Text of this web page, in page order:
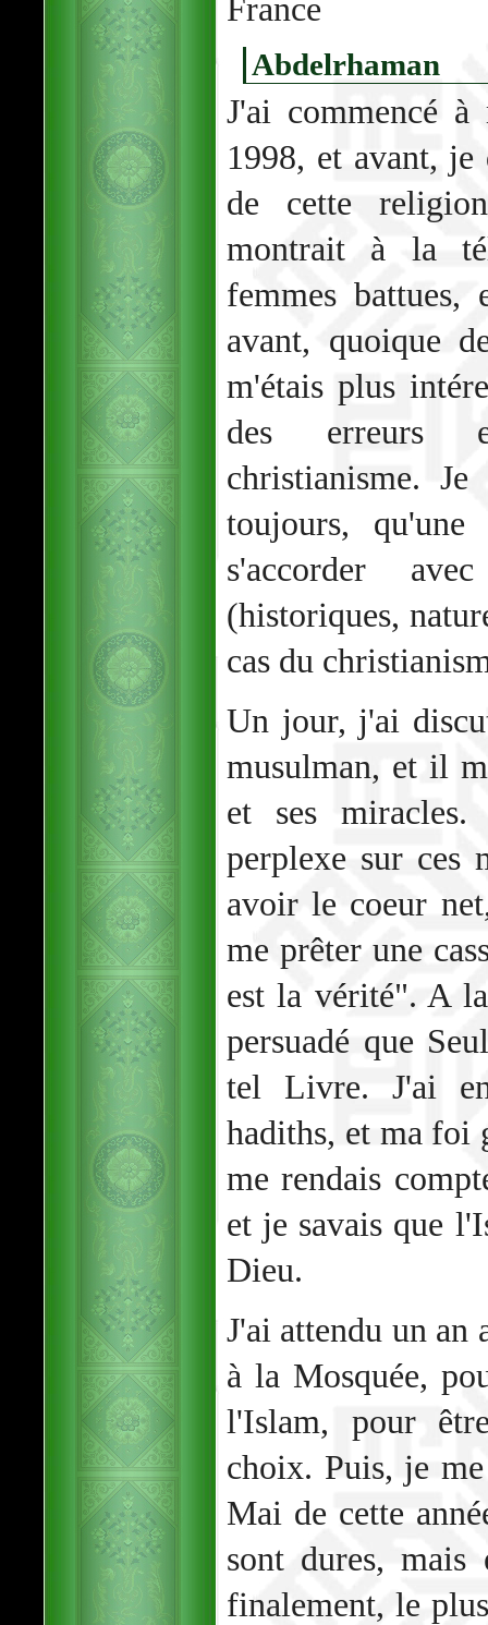
France
Abdelrhaman
J'ai commencé
1998, et avant,
de cette
montrait à la
femmes battues,
avant, quoique
m'étais plus
des erreurs
christianisme.
toujours,
s'accorder
(historiques,
cas du
Un jour, j'ai
musulman, et il
et ses
perplexe sur ces
avoir le coeur
me prêter une
est la vérité". A
persuadé que
tel Livre. J'ai
hadiths, et ma foi
me rendais
et je savais que
Dieu.
J'ai attendu un an
à la Mosquée,
l'Islam, pour
choix. Puis, je
Mai de cette
sont dures, mais
finalement, le